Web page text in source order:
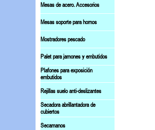
Mesas de acero. Accesorios
Mesas soporte para hornos
Mostradores pescado
Palet para jamones y embutidos
Plafones para exposición
embutidos
Rejillas suelo anti-deslizantes
Secadora abrillantadora de
cubiertos
Secamanos